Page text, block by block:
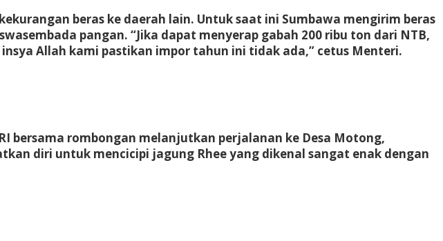
beras ke daerah lain. Untuk saat ini Sumbawa mengirim beras
pangan. “Jika dapat menyerap gabah 200 ribu ton dari NTB,
Allah kami pastikan impor tahun ini tidak ada,” cetus Menteri.
bersama rombongan melanjutkan perjalanan ke Desa Motong,
diri untuk mencicipi jagung Rhee yang dikenal sangat enak dengan